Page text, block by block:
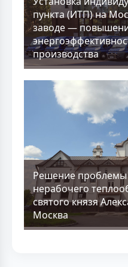
пункта (ИТП) на
заводе —
производства
Решение проблемы
нерабочего
святого князя
Москва